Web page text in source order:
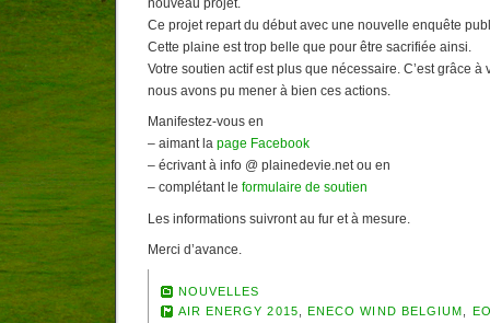
nouveau projet.
Ce projet repart du début avec une nouvelle enquête
Cette plaine est trop belle que pour être sacrifiée ainsi.
Votre soutien actif est plus que nécessaire. C’est grâce
nous avons pu mener à bien ces actions.
Manifestez-vous en
– aimant la page Facebook
– écrivant à info @ plainedevie.net ou en
– complétant le formulaire de soutien
Les informations suivront au fur et à mesure.
Merci d’avance.
NOUVELLES
AIR ENERGY 2015
ENECO WIND BELGIUM